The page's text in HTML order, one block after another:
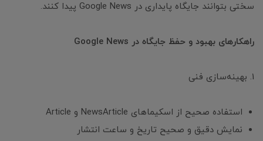
سختی بتوانند جایگاه پایداری در Google News پیدا کنند.
راهکارهای بهبود و حفظ جایگاه در Google News
1. بهینه‌سازی فنی
استفاده صحیح از اسکیماهای NewsArticle و Article
نمایش دقیق و صحیح تاریخ و ساعت انتشار